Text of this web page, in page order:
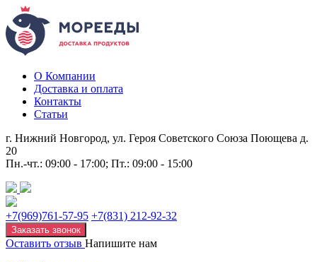
О Компании
Доставка и оплата
Контакты
Статьи
г. Нижний Новгород, ул. Героя Советского Союза Поющева д.
20
Пн.-чт.: 09:00 - 17:00; Пт.: 09:00 - 15:00
+7(969)761-57-95 +7(831) 212-92-32
Заказать звонок
Оставить отзыв Напишите нам